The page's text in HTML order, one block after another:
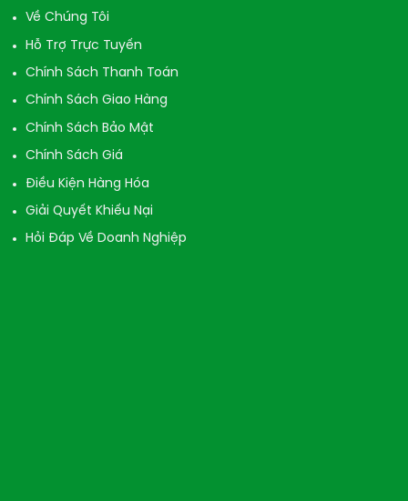
Về Chúng Tôi
Hỗ Trợ Trực Tuyến
Chính Sách Thanh Toán
Chính Sách Giao Hàng
Chính Sách Bảo Mật
Chính Sách Giá
Điều Kiện Hàng Hóa
Giải Quyết Khiếu Nại
Hỏi Đáp Về Doanh Nghiệp